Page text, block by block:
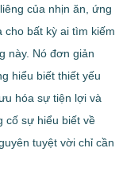
của nhịn ăn, ứng
bất kỳ ai tìm kiếm
này. Nó đơn giản
hiểu biết thiết yếu
hóa sự tiện lợi và
cố sự hiểu biết về
tuyệt vời chỉ cần